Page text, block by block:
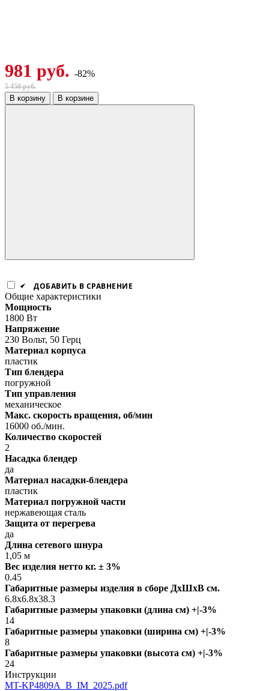
981 руб. -82%
5 450 руб.
В корзину В корзине
ДОБАВИТЬ В СРАВНЕНИЕ
Общие характеристики
Мощность
1800 Вт
Напряжение
230 Вольт, 50 Герц
Материал корпуса
пластик
Тип блендера
погружной
Тип управления
механическое
Макс. скорость вращения, об/мин
16000 об./мин.
Количество скоростей
2
Насадка блендер
да
Материал насадки-блендера
пластик
Материал погружной части
нержавеющая сталь
Защита от перегрева
да
Длина сетевого шнура
1,05 м
Вес изделия нетто кг. ± 3%
0.45
Габаритные размеры изделия в сборе ДxШxВ см.
6.8x6.8x38.3
Габаритные размеры упаковки (длина см) +|-3%
14
Габаритные размеры упаковки (ширина см) +|-3%
8
Габаритные размеры упаковки (высота см) +|-3%
24
Инструкции
MT-KP4809A_B_IM_2025.pdf